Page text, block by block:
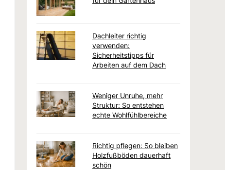
Dachleiter richtig
verwenden:
Sicherheitstipps für
Arbeiten auf dem Dach
Weniger Unruhe, mehr
Struktur: So entstehen
echte Wohlfühlbereiche
Richtig pflegen: So bleiben
Holzfußböden dauerhaft
schön